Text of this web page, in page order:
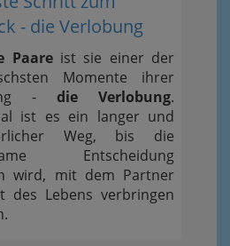
- die Verlobung
Paareist sie einer der
Momente ihrer
- die Verlobung.
ist es ein langer und
Weg, bis die
Entscheidung
wird, mit dem Partner
des Lebens verbringen